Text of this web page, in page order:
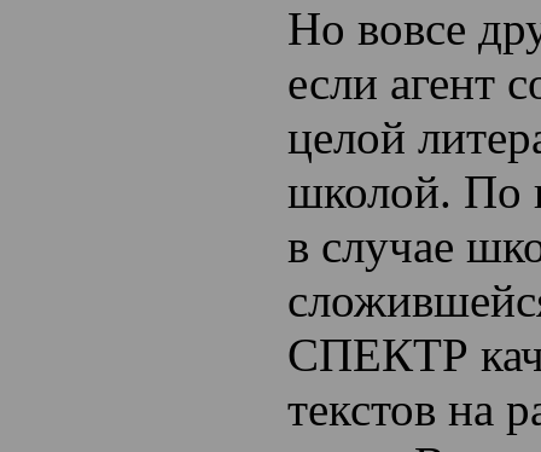
Но вовсе
если агент
целой
школой. По
в случае
СПЕКТР
текстов на